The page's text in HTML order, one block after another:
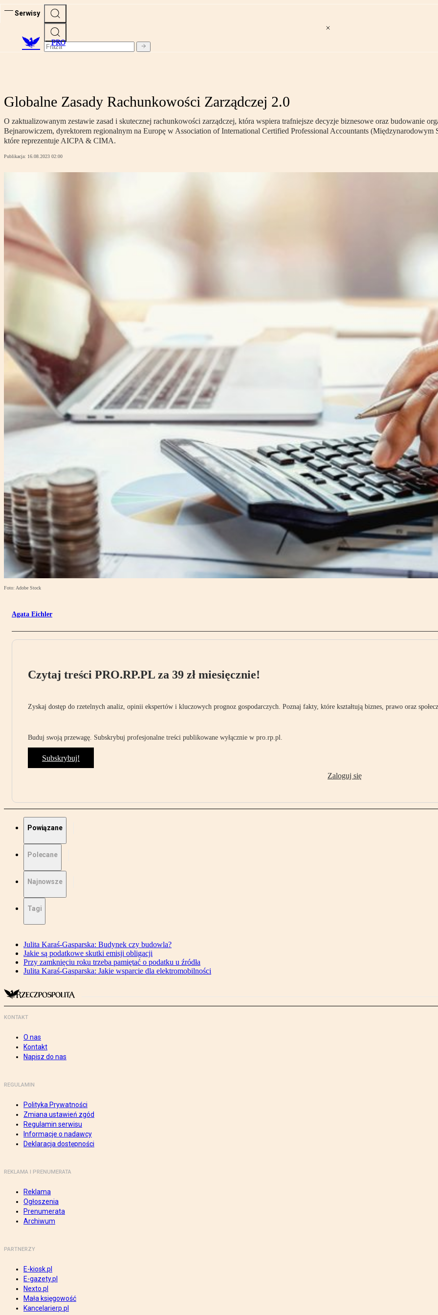
Serwisy
PRO
Globalne Zasady Rachunkowości Zarządczej 2.0
O zaktualizowanym zestawie zasad i skutecznej rachunkowości zarządczej, która wspiera trafniejsze decyzje biznesowe oraz budowanie
Bejnarowiczem, dyrektorem regionalnym na Europę w Association of International Certified Professional Accountants
które reprezentuje AICPA & CIMA.
Publikacja: 16.08.2023 02:00
Foto: Adobe Stock
Agata Eichler
Czytaj treści PRO.RP.PL za 39 zł miesięcznie!
Zyskaj dostęp do rzetelnych analiz, opinii ekspertów i kluczowych prognoz gospodarczych. Poznaj fakty, które kształtują biznes, prawo oraz
Buduj swoją przewagę. Subskrybuj profesjonalne treści publikowane wyłącznie w pro.rp.pl.
Subskrybuj!
Zaloguj się
Powiązane
Polecane
Najnowsze
Tagi
Julita Karaś-Gasparska: Budynek czy budowla?
Jakie są podatkowe skutki emisji obligacji
Przy zamknięciu roku trzeba pamiętać o podatku u źródła
Julita Karaś-Gasparska: Jakie wsparcie dla elektromobilności
KONTAKT
O nas
Kontakt
Napisz do nas
REGULAMIN
Polityka Prywatności
Zmiana ustawień zgód
Regulamin serwisu
Informacje o nadawcy
Deklaracja dostępności
REKLAMA I PRENUMERATA
Reklama
Ogłoszenia
Prenumerata
Archiwum
PARTNERZY
E-kiosk.pl
E-gazety.pl
Nexto.pl
Mała księgowość
Kancelarierp.pl